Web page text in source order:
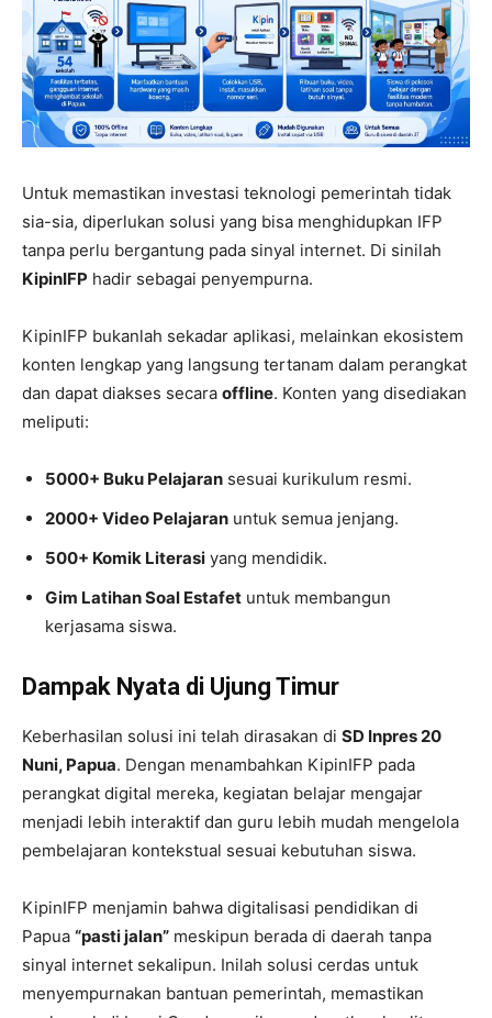
Untuk memastikan investasi teknologi pemerintah tidak
sia-sia, diperlukan solusi yang bisa menghidupkan IFP
tanpa perlu bergantung pada sinyal internet. Di sinilah
KipinIFP hadir sebagai penyempurna.
KipinIFP bukanlah sekadar aplikasi, melainkan ekosistem
konten lengkap yang langsung tertanam dalam perangkat
dan dapat diakses secara offline. Konten yang disediakan
meliputi:
5000+ Buku Pelajaran sesuai kurikulum resmi.
2000+ Video Pelajaran untuk semua jenjang.
500+ Komik Literasi yang mendidik.
Gim Latihan Soal Estafet untuk membangun
kerjasama siswa.
Dampak Nyata di Ujung Timur
Keberhasilan solusi ini telah dirasakan di SD Inpres 20
Nuni, Papua. Dengan menambahkan KipinIFP pada
perangkat digital mereka, kegiatan belajar mengajar
menjadi lebih interaktif dan guru lebih mudah mengelola
pembelajaran kontekstual sesuai kebutuhan siswa.
KipinIFP menjamin bahwa digitalisasi pendidikan di
Papua “pasti jalan” meskipun berada di daerah tanpa
sinyal internet sekalipun. Inilah solusi cerdas untuk
menyempurnakan bantuan pemerintah, memastikan